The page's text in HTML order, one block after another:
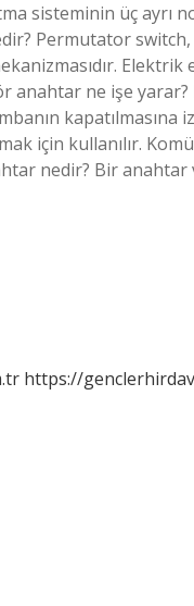
sisteminin üç ayrı
Permutator
anahtar ne işe
kapatılmasına
için kullanılır.
nedir? Bir
https://